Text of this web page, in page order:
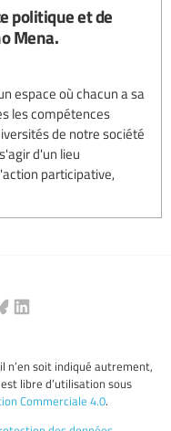
politique et de
Mena.
espace où chacun a sa
les compétences
de notre société
d'un lieu
participative,
n’en soit indiqué autrement,
libre d’utilisation sous
Commerciale 4.0.